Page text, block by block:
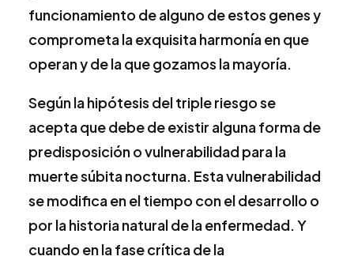
funcionamiento de alguno de estos genes y
comprometa la exquisita harmonía en que
operan y de la que gozamos la mayoría.
Según la hipótesis del triple riesgo se
acepta que debe de existir alguna forma de
predisposición o vulnerabilidad para la
muerte súbita nocturna. Esta vulnerabilidad
se modifica en el tiempo con el desarrollo o
por la historia natural de la enfermedad. Y
cuando en la fase crítica de la